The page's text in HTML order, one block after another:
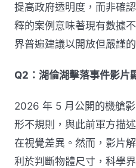
提高政府透明度，而非確
釋的案例意味著現有數據
界普遍建議以開放但嚴謹
Q2：湖倫湖擊落事件影片
2026 年 5 月公開的機艙
形不規則，與此前軍方描
在視覺差異。然而，影片
利於判斷物體尺寸，科學